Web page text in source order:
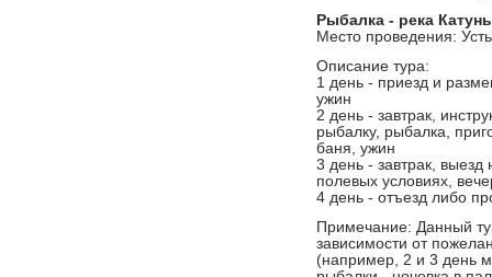
Рыбалка - река
Место проведения:
Описание тура:
1 день - приезд и
ужин
2 день - завтрак,
рыбалку, рыбалка,
баня, ужин
3 день - завтрак, выезд
полевых условиях,
4 день - отъезд либо
Примечание: Данный
зависимости от
(например, 2 и 3 день